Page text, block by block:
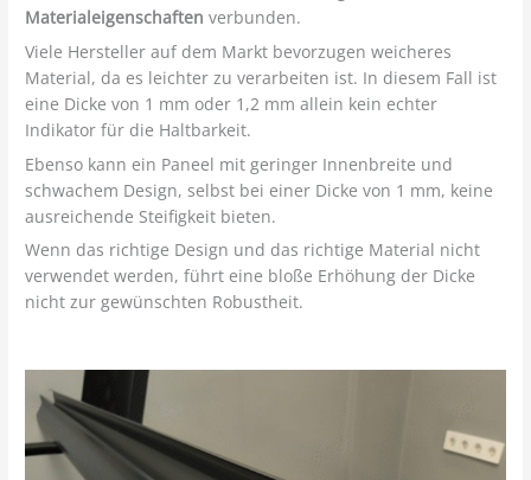
Materialeigenschaften verbunden.
Viele Hersteller auf dem Markt bevorzugen weicheres
Material, da es leichter zu verarbeiten ist. In diesem Fall ist
eine Dicke von 1 mm oder 1,2 mm allein kein echter
Indikator für die Haltbarkeit.
Ebenso kann ein Paneel mit geringer Innenbreite und
schwachem Design, selbst bei einer Dicke von 1 mm, keine
ausreichende Steifigkeit bieten.
Wenn das richtige Design und das richtige Material nicht
verwendet werden, führt eine bloße Erhöhung der Dicke
nicht zur gewünschten Robustheit.